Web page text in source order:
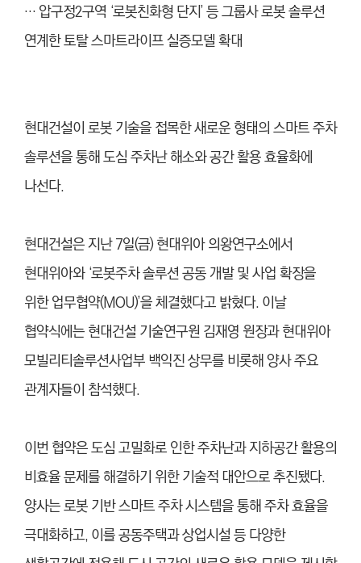
… 압구정2구역 ‘로봇친화형 단지’ 등 그룹사 로봇 솔루션
연계한 토탈 스마트라이프 실증모델 확대
현대건설이 로봇 기술을 접목한 새로운 형태의 스마트 주차
솔루션을 통해 도심 주차난 해소와 공간 활용 효율화에
나선다.
현대건설은 지난 7일(금) 현대위아 의왕연구소에서
현대위아와 ‘로봇주차 솔루션 공동 개발 및 사업 확장을
위한 업무협약(MOU)’을 체결했다고 밝혔다. 이날
협약식에는 현대건설 기술연구원 김재영 원장과 현대위아
모빌리티솔루션사업부 백익진 상무를 비롯해 양사 주요
관계자들이 참석했다.
이번 협약은 도심 고밀화로 인한 주차난과 지하공간 활용의
비효율 문제를 해결하기 위한 기술적 대안으로 추진됐다.
양사는 로봇 기반 스마트 주차 시스템을 통해 주차 효율을
극대화하고, 이를 공동주택과 상업시설 등 다양한